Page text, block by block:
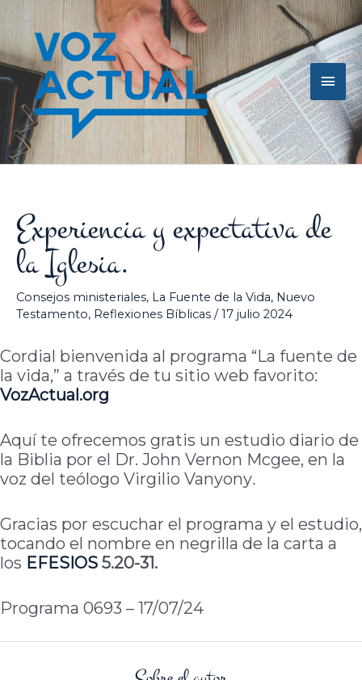
contenido
Experiencia y expectativa de
la Iglesia.
Consejos ministeriales, La Fuente de la Vida, Nuevo
Testamento, Reflexiones Bíblicas /17 julio 2024
Cordial bienvenida al programa “La fuente de
la vida,” a través de tu sitio web favorito:
VozActual.org
Aquí te ofrecemos gratis un estudio diario de
la Biblia por el Dr. John Vernon Mcgee, en la
voz del teólogo Virgilio Vanyony.
Gracias por escuchar el programa y el estudio,
tocando el nombre en negrilla de la carta a
los EFESIOS 5.20-31.
Programa 0693 – 17/07/24